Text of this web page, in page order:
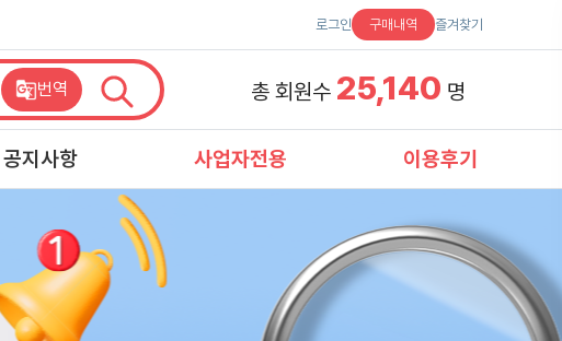
로그인 구매내역 즐겨찾기
번역 총 회원수 25,140 명
공지사항 사업자전용 이용후기